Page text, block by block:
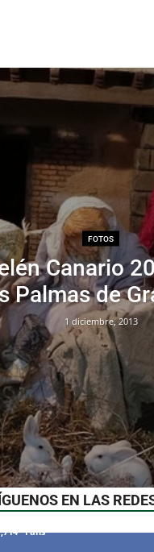
FOTOS
Canario
Palmas de
1 diciembre, 2013
EN LAS
Fans